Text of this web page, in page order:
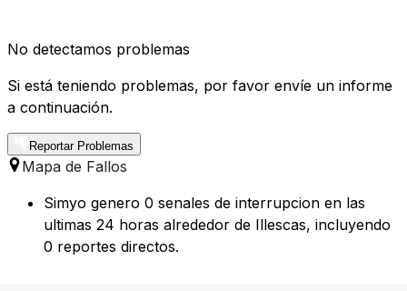
No detectamos problemas
Si está teniendo problemas, por favor envíe un informe
a continuación.
Reportar Problemas
Mapa de Fallos
Simyo genero 0 senales de interrupcion en las
ultimas 24 horas alrededor de Illescas, incluyendo
0 reportes directos.